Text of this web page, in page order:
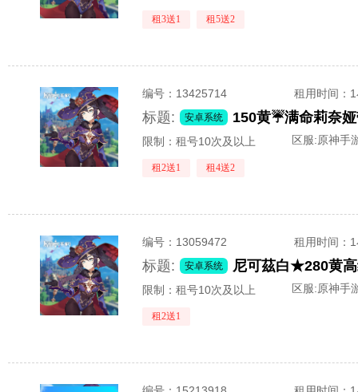
租3送1 租5送2
编号： 13425714 租用时间 ：
标题: 安卓系统
限制：租号10次及以上 区服:原神手
租2送1 租4送2
编号： 13059472 租用时间 ：
标题: 安卓系统
限制：租号10次及以上 区服:原神手
租2送1